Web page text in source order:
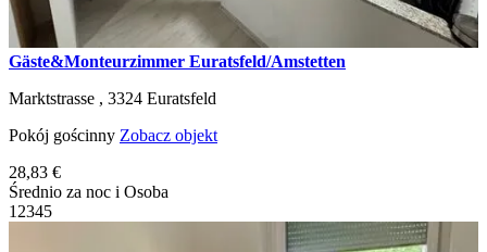
Gäste&Monteurzimmer Euratsfeld/Amstetten
Marktstrasse , 3324 Euratsfeld
Pokój gościnny Zobacz objekt
28,83 €
Średnio za noc i Osoba
1 2345